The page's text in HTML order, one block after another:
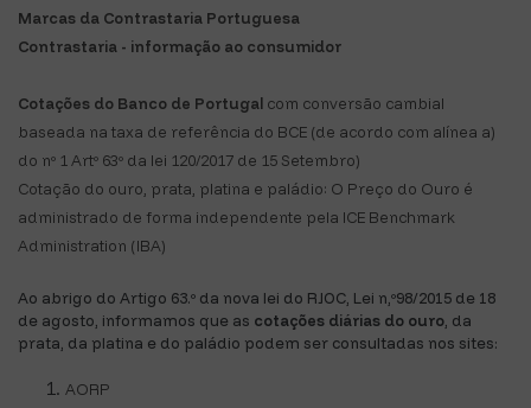
Marcas da Contrastaria Portuguesa
Contrastaria - informação ao consumidor
Cotações do Banco de Portugal com conversão cambial
baseada na taxa de referência do BCE (de acordo com alínea a)
do nº 1 Artº 63º da lei 120/2017 de 15 Setembro)
Cotação do ouro, prata, platina e paládio: O Preço do Ouro é
administrado de forma independente pela ICE Benchmark
Administration (IBA)
Ao abrigo do Artigo 63.º da nova lei do RJOC, Lei n,º98/2015 de 18
de agosto, informamos que as cotações diárias do ouro , da
prata, da platina e do paládio podem ser consultadas nos sites:
AORP